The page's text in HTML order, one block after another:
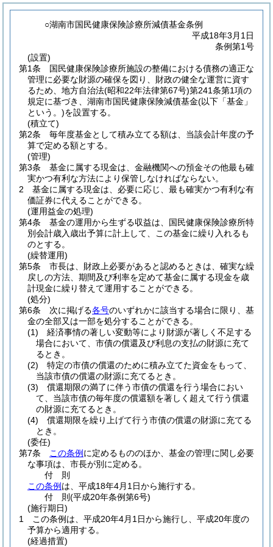
○湖南市国民健康保険診療所減債基金条例
平成18年3月1日
条例第1号
(設置)
第1条
国民健康保険診療所施設の整備における債務の適正な
管理に必要な財源の確保を図り、財政の健全な運営に資す
るため、地方自治法(昭和22年法律第67号)第241条第1項の
規定に基づき、湖南市国民健康保険減債基金(以下「基金」
という。)を設置する。
(積立て)
第2条
毎年度基金として積み立てる額は、当該会計年度の予
算で定める額とする。
(管理)
第3条
基金に属する現金は、金融機関への預金その他最も確
実かつ有利な方法により保管しなければならない。
2
基金に属する現金は、必要に応じ、最も確実かつ有利な有
価証券に代えることができる。
(運用益金の処理)
第4条
基金の運用から生ずる収益は、国民健康保険診療所特
別会計歳入歳出予算に計上して、この基金に繰り入れるも
のとする。
(繰替運用)
第5条
市長は、財政上必要があると認めるときは、確実な繰
戻しの方法、期間及び利率を定めて基金に属する現金を歳
計現金に繰り替えて運用することができる。
(処分)
第6条
次に掲げる各号のいずれかに該当する場合に限り、基
金の全部又は一部を処分することができる。
(1)
経済事情の著しい変動等により財源が著しく不足する
場合において、市債の償還及び利息の支払の財源に充て
るとき。
(2)
特定の市債の償還のために積み立てた資金をもって、
当該市債の償還の財源に充てるとき。
(3)
償還期限の満了に伴う市債の償還を行う場合におい
て、当該市債の毎年度の償還額を著しく超えて行う償還
の財源に充てるとき。
(4)
償還期限を繰り上げて行う市債の償還の財源に充てる
とき。
(委任)
第7条
この条例 に定めるもののほか、基金の管理に関し必要
な事項は、市長が別に定める。
付 則
この条例 は、平成18年4月1日から施行する。
付 則(平成20年条例第6号)
(施行期日)
1
この条例は、平成20年4月1日から施行し、平成20年度の
予算から適用する。
(経過措置)